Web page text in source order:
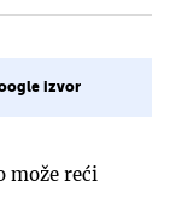
izvor
može reći